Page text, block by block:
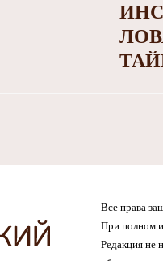
Все права
При полном
Редакция не